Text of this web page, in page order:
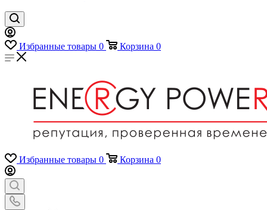
Избранные товары 0 Корзина 0
Избранные товары 0 Корзина 0